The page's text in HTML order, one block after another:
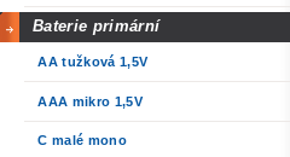
Baterie primární
AA tužková 1,5V
AAA mikro 1,5V
C malé mono